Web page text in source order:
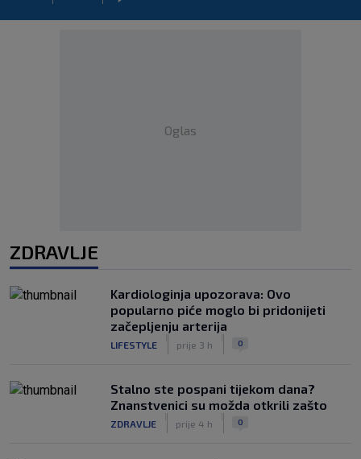
Oglas
ZDRAVLJE
Kardiologinja upozorava: Ovo
popularno piće moglo bi pridonijeti
začepljenju arterija
LIFESTYLE prije 3 h 0
Stalno ste pospani tijekom dana?
Znanstvenici su možda otkrili zašto
ZDRAVLJE prije 4 h 0